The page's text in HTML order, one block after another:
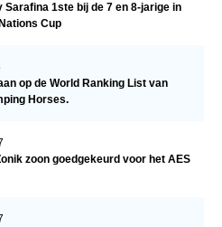
Sarafina 1ste bij de 7 en 8-jarige in
Cup
op de World Ranking List van
Horses.
zoon goedgekeurd voor het AES